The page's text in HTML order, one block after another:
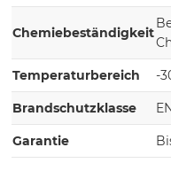
Chemiebeständigkeit
Temperaturbereich -
Brandschutzklasse
Garantie